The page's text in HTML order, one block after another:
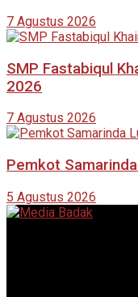
7 Agustus 2026
SMP Fastabiqul
2026
7 Agustus 2026
Pemkot
5 Agustus 2026